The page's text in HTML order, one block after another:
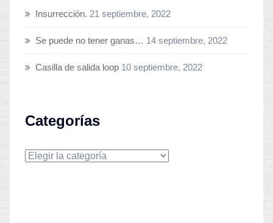
Insurrección. 21 septiembre, 2022
Se puede no tener ganas… 14 septiembre, 2022
Casilla de salida loop 10 septiembre, 2022
Categorías
Categorías